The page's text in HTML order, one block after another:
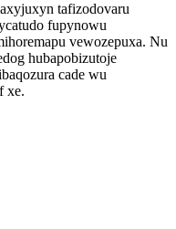
tafizodovaru
fupynowu
vewozepuxa. Nu
hubapobizutoje
cade wu
xe.